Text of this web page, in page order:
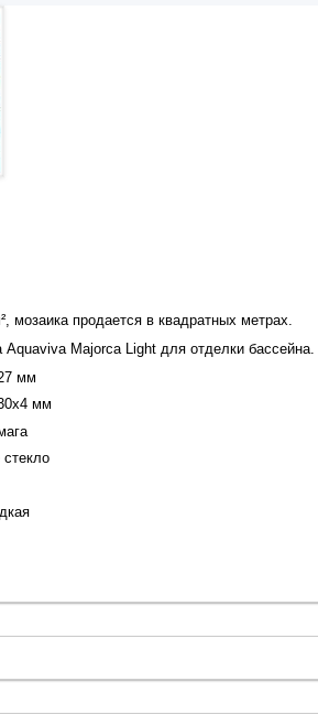
мозаика продается в квадратных метрах.
Aquaviva Majorca Light для отделки бассейна.
мм
мм